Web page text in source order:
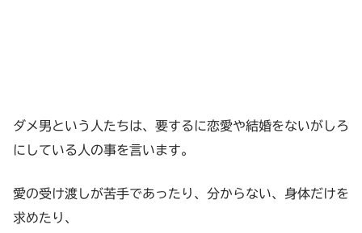
ダメ男という人たちは、要するに恋愛や結婚をないがしろ
にしている人の事を言います。
愛の受け渡しが苦手であったり、分からない、身体だけを
求めたり、